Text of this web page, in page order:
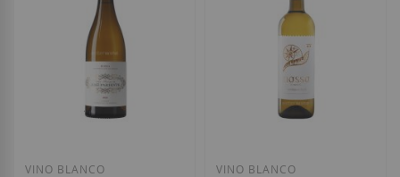
No está disponible Añadir a la Lista de DeseosAñadir a la Lista
VINO BLANCO VINO BLANCO